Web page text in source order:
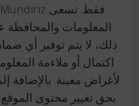
المعلومات والمحافظة
ذلك، لا يتم توفير أي
اكتمال أو ملاءمة
بحق تغيير محتوى